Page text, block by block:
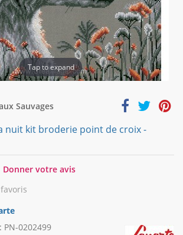
Tap to expand
Sauvages
nuit kit broderie point de croix -
0
Donner votre avis
PN-0202499